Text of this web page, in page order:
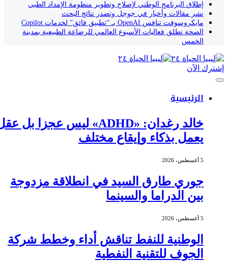
إطلاق البرنامج الوطني لإصلاح وتطوير منظومة الإمداد الطبي
نشر مقالات وأخبار في جوجل وتصدر نتائج البحث
مايكروسوفت تنافس OpenAI بـ “تطبيق فائق” لخدمات Copilot
الصحة تطلق فعاليات الأسبوع العالمي للرضاعة الطبيعية بمدينة
الخمس
إشترك الآن
الرئيسية
خالد رغدان: «ADHD» ليس عجزا بل عقل
يعمل بذكاء وإيقاع مختلف
جوري طارق السيد في انطلاقة مزدوجة
بين الدراما والسينما
الوطنية للنفط تناقش أداء وخطط شركة
الجوف للتقنية النفطية